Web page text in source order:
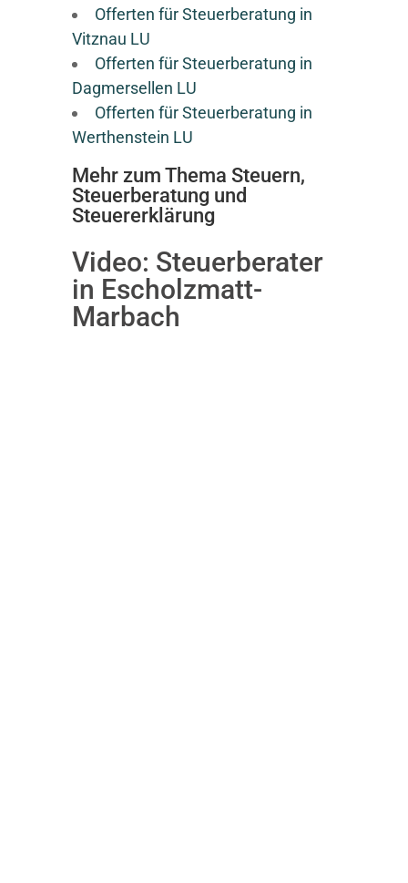
Offerten für Steuerberatung in
Vitznau LU
Offerten für Steuerberatung in
Dagmersellen LU
Offerten für Steuerberatung in
Werthenstein LU
Mehr zum Thema Steuern,
Steuerberatung und
Steuererklärung
Video: Steuerberater
in Escholzmatt-
Marbach